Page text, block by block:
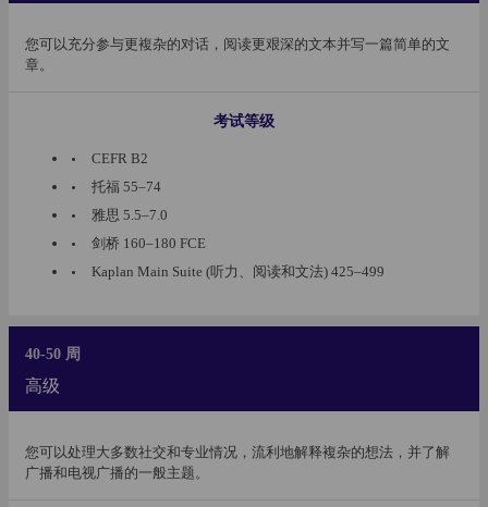
您可以充分参与更複杂的对话，阅读更艰深的文本并写一篇简单的文
章。
考试等级
CEFR B2
托福 55–74
雅思 5.5–7.0
剑桥 160–180 FCE
Kaplan Main Suite (听力、阅读和文法) 425–499
40-50 周
高级
您可以处理大多数社交和专业情况，流利地解释複杂的想法，并了解
广播和电视广播的一般主题。